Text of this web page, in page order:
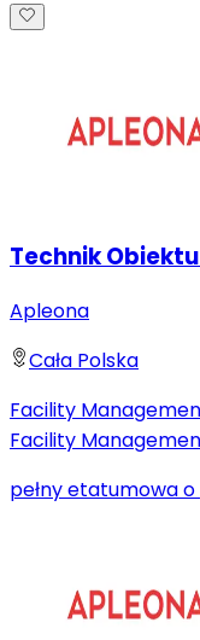
Technik
Apleona
Cała Polska
Facility
Facility
pełny etatumowa